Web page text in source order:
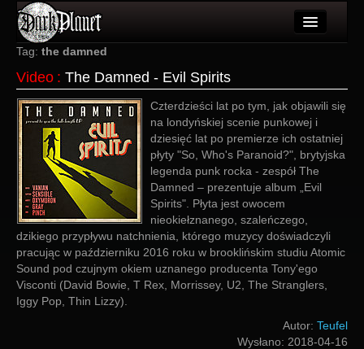
Artykuły
Użytkownicy
Wydarzenia
Galeria
Forum
Więcej
Login
Tag: the damned
Video : The Damned - Evil Spirits
Czterdzieści lat po tym, jak objawili się
na londyńskiej scenie punkowej i
dziesięć lat po premierze ich ostatniej
płyty "So, Who's Paranoid?", brytyjska
legenda punk rocka - zespół The
Damned – prezentuje album „Evil
Spirits". Płyta jest owocem
nieokiełznanego, szaleńczego,
dzikiego przypływu natchnienia, którego muzycy doświadczyli
pracując w październiku 2016 roku w brooklińskim studiu Atomic
Sound pod czujnym okiem uznanego producenta Tony'ego
Visconti (David Bowie, T Rex, Morrissey, U2, The Stranglers,
Iggy Pop, Thin Lizzy).
Autor: Teufel
Wysłano: 2018-04-16